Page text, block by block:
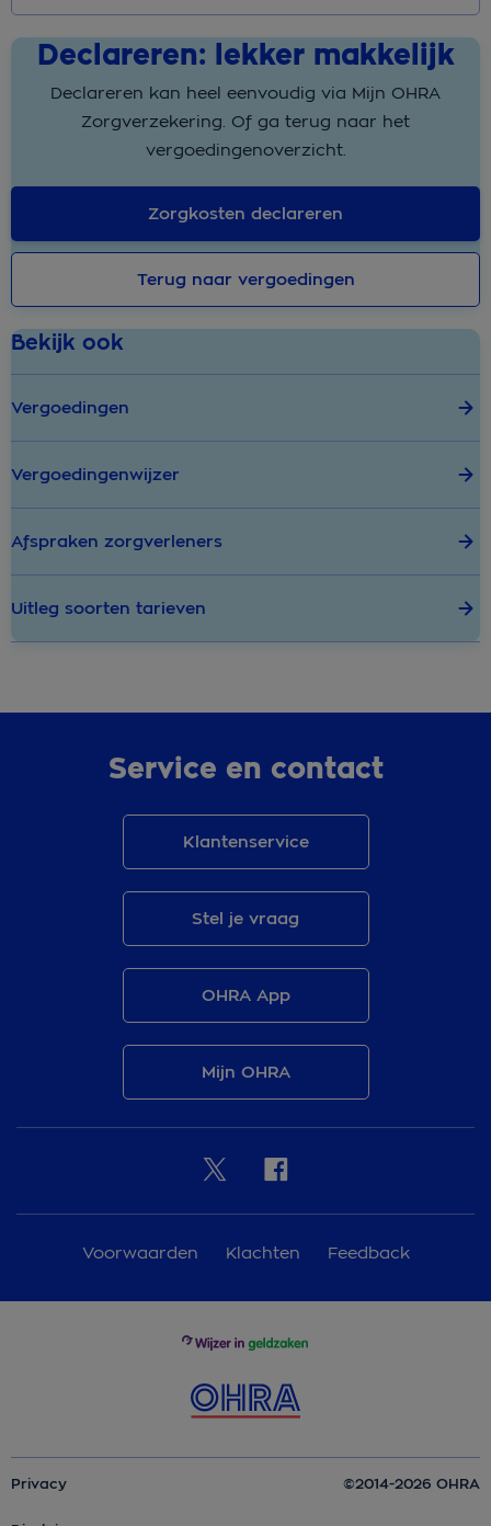
Declareren: lekker makkelijk
Declareren kan heel eenvoudig via Mijn OHRA
Zorgverzekering. Of ga terug naar het
vergoedingenoverzicht.
Zorgkosten declareren
Terug naar vergoedingen
Bekijk ook
Vergoedingen
Vergoedingenwijzer
Afspraken zorgverleners
Uitleg soorten tarieven
Service en contact
Klantenservice
Stel je vraag
OHRA App
Mijn OHRA
Voorwaarden Klachten Feedback
Privacy ©2014-2026 OHRA